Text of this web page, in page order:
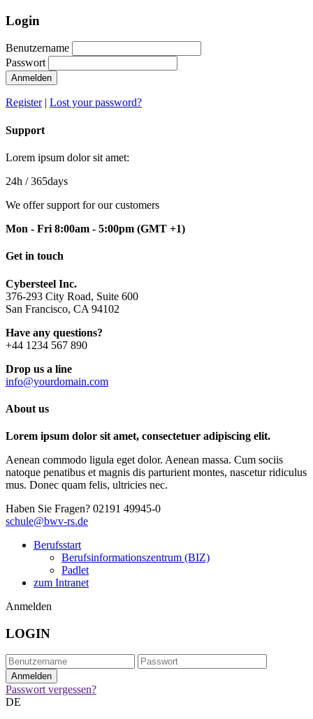
Login
Benutzername
Passwort
Anmelden
Register| Lost your password?
Support
Lorem ipsum dolor sit amet:
24h / 365days
We offer support for our customers
Mon - Fri 8:00am - 5:00pm (GMT +1)
Get in touch
Cybersteel Inc.
376-293 City Road, Suite 600
San Francisco, CA 94102
Have any questions?
+44 1234 567 890
Drop us a line
info@yourdomain.com
About us
Lorem ipsum dolor sit amet, consectetuer adipiscing elit.
Aenean commodo ligula eget dolor. Aenean massa. Cum sociis
natoque penatibus et magnis dis parturient montes, nascetur ridiculus
mus. Donec quam felis, ultricies nec.
Haben Sie Fragen? 02191 49945-0
schule@bwv-rs.de
Berufsstart
Berufsinformationszentrum (BIZ)
Padlet
zum Intranet
Anmelden
LOGIN
Passwort vergessen?
DE